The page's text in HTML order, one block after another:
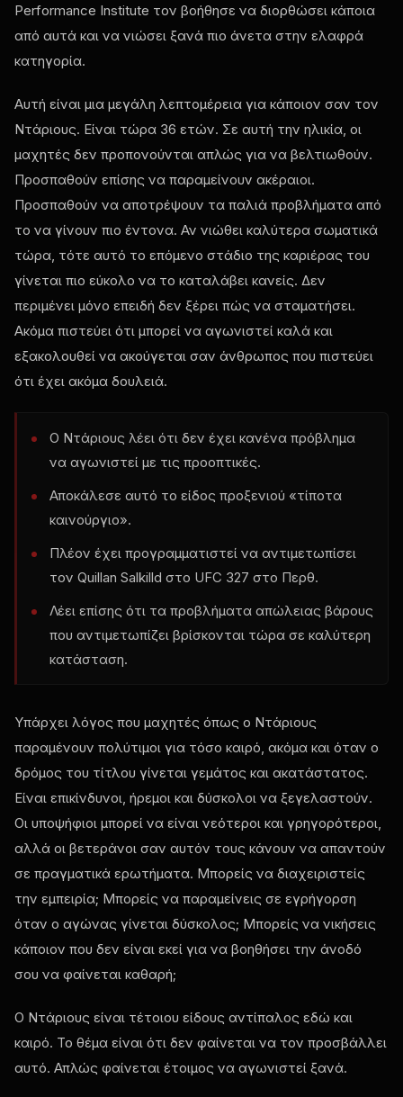
Performance Institute τον βοήθησε να διορθώσει κάποια
από αυτά και να νιώσει ξανά πιο άνετα στην ελαφρά
κατηγορία.
Αυτή είναι μια μεγάλη λεπτομέρεια για κάποιον σαν τον
Ντάριους. Είναι τώρα 36 ετών. Σε αυτή την ηλικία, οι
μαχητές δεν προπονούνται απλώς για να βελτιωθούν.
Προσπαθούν επίσης να παραμείνουν ακέραιοι.
Προσπαθούν να αποτρέψουν τα παλιά προβλήματα από
το να γίνουν πιο έντονα. Αν νιώθει καλύτερα σωματικά
τώρα, τότε αυτό το επόμενο στάδιο της καριέρας του
γίνεται πιο εύκολο να το καταλάβει κανείς. Δεν
περιμένει μόνο επειδή δεν ξέρει πώς να σταματήσει.
Ακόμα πιστεύει ότι μπορεί να αγωνιστεί καλά και
εξακολουθεί να ακούγεται σαν άνθρωπος που πιστεύει
ότι έχει ακόμα δουλειά.
Ο Ντάριους λέει ότι δεν έχει κανένα πρόβλημα
να αγωνιστεί με τις προοπτικές.
Αποκάλεσε αυτό το είδος προξενιού «τίποτα
καινούργιο».
Πλέον έχει προγραμματιστεί να αντιμετωπίσει
τον Quillan Salkilld στο UFC 327 στο Περθ.
Λέει επίσης ότι τα προβλήματα απώλειας βάρους
που αντιμετωπίζει βρίσκονται τώρα σε καλύτερη
κατάσταση.
Υπάρχει λόγος που μαχητές όπως ο Ντάριους
παραμένουν πολύτιμοι για τόσο καιρό, ακόμα και όταν ο
δρόμος του τίτλου γίνεται γεμάτος και ακατάστατος.
Είναι επικίνδυνοι, ήρεμοι και δύσκολοι να ξεγελαστούν.
Οι υποψήφιοι μπορεί να είναι νεότεροι και γρηγορότεροι,
αλλά οι βετεράνοι σαν αυτόν τους κάνουν να απαντούν
σε πραγματικά ερωτήματα. Μπορείς να διαχειριστείς
την εμπειρία; Μπορείς να παραμείνεις σε εγρήγορση
όταν ο αγώνας γίνεται δύσκολος; Μπορείς να νικήσεις
κάποιον που δεν είναι εκεί για να βοηθήσει την άνοδό
σου να φαίνεται καθαρή;
Ο Ντάριους είναι τέτοιου είδους αντίπαλος εδώ και
καιρό. Το θέμα είναι ότι δεν φαίνεται να τον προσβάλλει
αυτό. Απλώς φαίνεται έτοιμος να αγωνιστεί ξανά.